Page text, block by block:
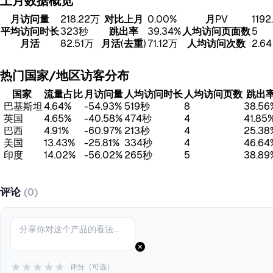
月访问量 218.22万 对比上月 0.00% 月PV
平均访问时长323秒 跳出率 39.34% 人均访问页面数5
月活
82.51万 月活(去重)71.12万 人均访问次数 2.64
热门国家/地区访客分布
国家 流量占比 月访问量 人均访问时长 人均访问页数 跳出
巴基斯坦 4.64% -54.93% 519秒 8
英国
4.65% -40.58%474秒 4
巴西
4.91% -60.97% 213秒 4
美国
13.43% -25.81% 334秒 4
印度
14.02% -56.02% 265秒 5
评论(0)
★★★★★ 评分（可选）